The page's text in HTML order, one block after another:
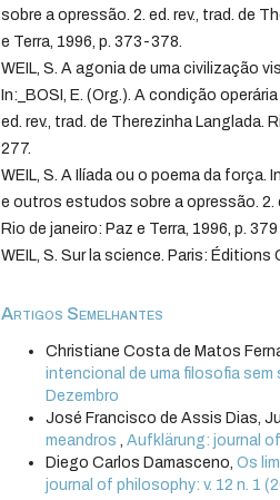
sobre a opressão. 2. ed. rev., trad. de
e Terra, 1996, p. 373-378.
WEIL, S. A agonia de uma civilização
In:_BOSI, E. (Org.). A condição
ed. rev., trad. de Therezinha Langlada.
277.
WEIL, S. A Ilíada ou o poema da força.
e outros estudos sobre a opressão. 2.
Rio de janeiro: Paz e Terra, 1996, p.
WEIL, S. Sur la science. Paris: Éditions
Artigos Semelhantes
Christiane Costa de Matos
intencional de uma filosofia
Dezembro
José Francisco de Assis Dias,
meandros
,Aufklärung: journal
Diego Carlos Damasceno,Os
journal of philosophy: v. 12 n. 1